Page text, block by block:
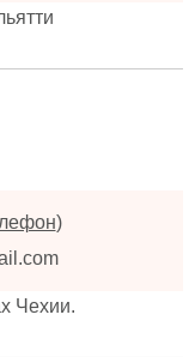
)
Чехии.